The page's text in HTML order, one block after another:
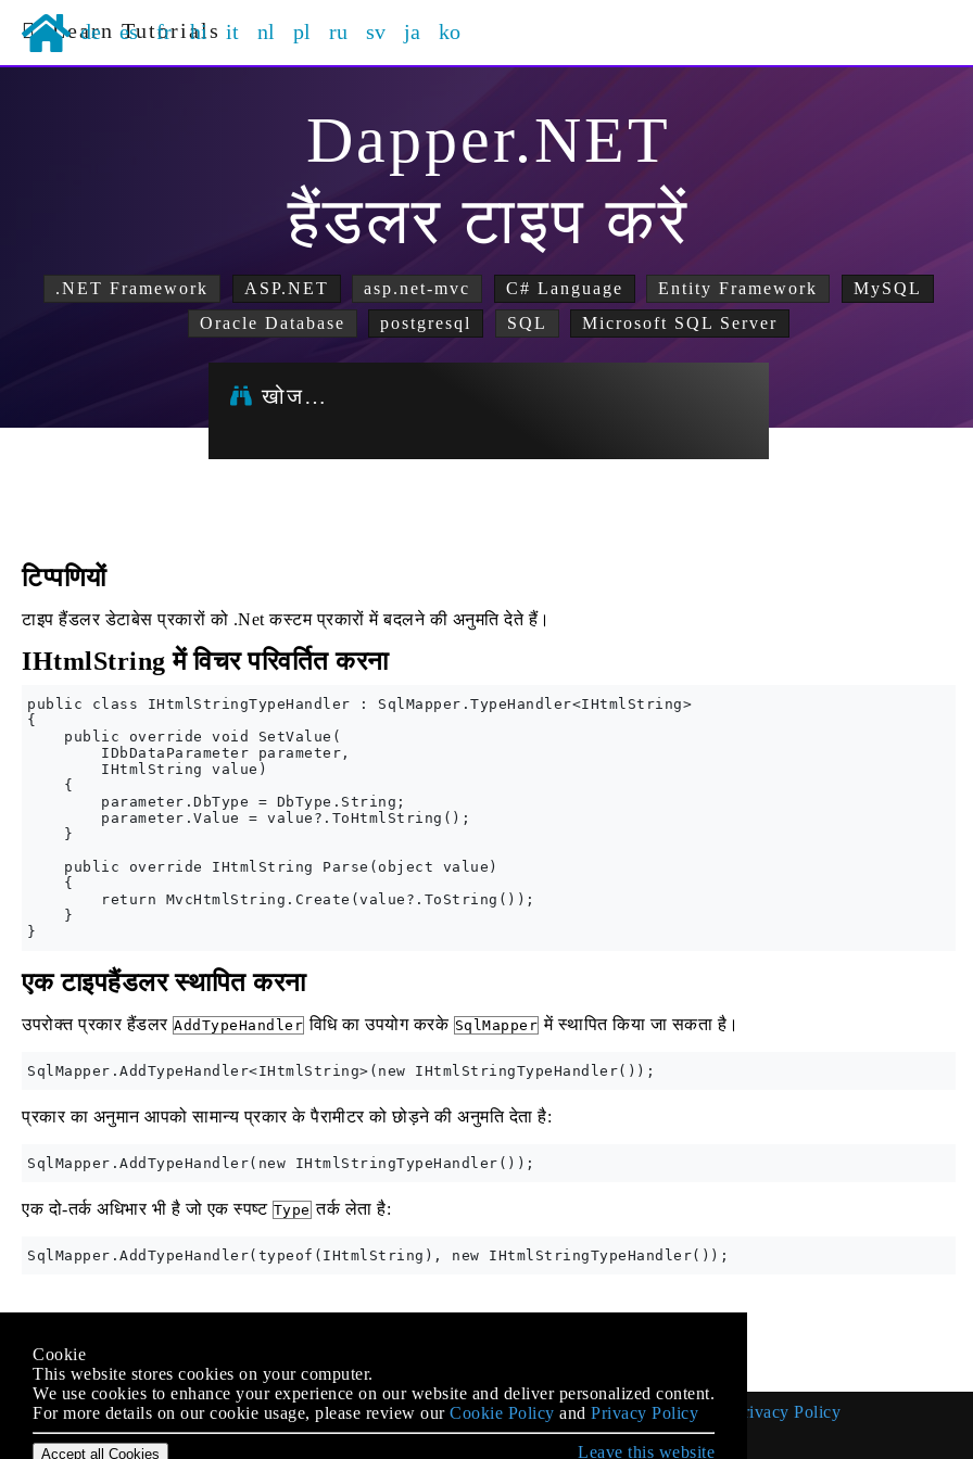
Learn Tutorials
de es fr hi it nl pl ru sv ja ko
Dapper.NET
हैंडलर टाइप करें
.NET Framework ASP.NET asp.net-mvc C# Language Entity Framework
MySQL
Oracle Database
postgresql SQL Microsoft SQL Server
खोज…
टिप्पणियों
टाइप हैंडलर डेटाबेस प्रकारों को .Net कस्टम प्रकारों में बदलने की अनुमति देते हैं।
IHtmlString में विचर परिवर्तित करना
public class IHtmlStringTypeHandler : SqlMapper.TypeHandler<IHtmlString>
{
    public override void SetValue(
        IDbDataParameter parameter,
        IHtmlString value)
    {
        parameter.DbType = DbType.String;
        parameter.Value = value?.ToHtmlString();
    }
    public override IHtmlString Parse(object value)
    {
        return MvcHtmlString.Create(value?.ToString());
    }
एक टाइपहैंडलर स्थापित करना
उपरोक्त प्रकार हैंडलर AddTypeHandler विधि का उपयोग करके SqlMapper में स्थापित किया जा सकता है।
प्रकार का अनुमान आपको सामान्य प्रकार के पैरामीटर को छोड़ने की अनुमति देता है:
एक दो-तर्क अधिभार भी है जो एक स्पष्ट Type तर्क लेता है:
के तहत लाइसेंस प्राप्त है
से संबद्ध नहीं हैStack Overflow
Cookie Policy Privacy Policy
Cookie
This website stores cookies on your computer.
We use cookies to enhance your experience on our website and deliver personalized content.
For more details on our cookie usage, please review our Cookie Policy and Privacy Policy
Accept all Cookies Leave this website